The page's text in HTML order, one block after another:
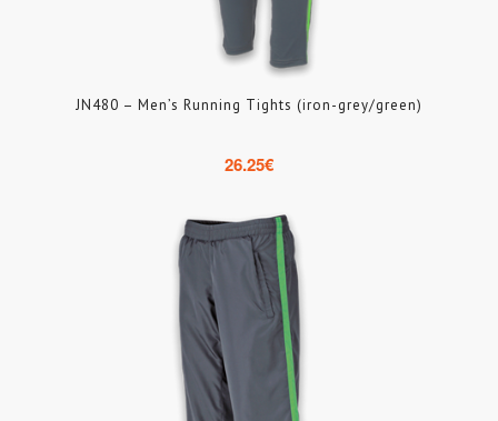
JN480 – Men’s Running Tights (iron-grey/green)
26.25€